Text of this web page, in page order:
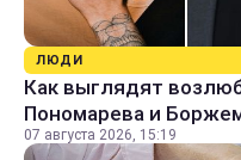
ЛЮДИ
Как выглядят
Пономарева и
07 августа 2026, 15:19